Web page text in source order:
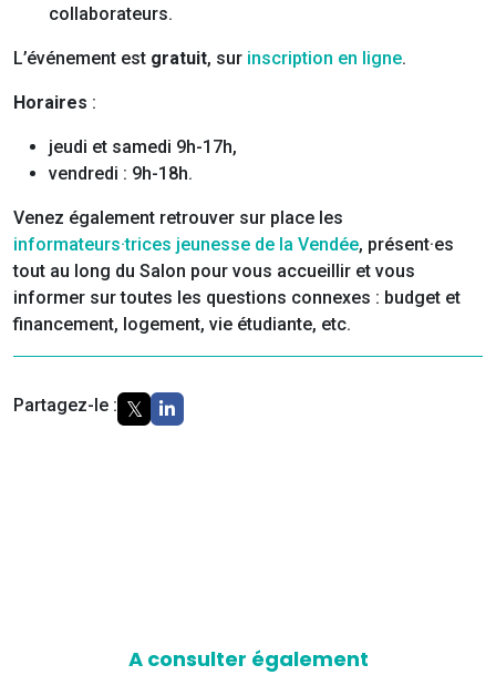
collaborateurs.
L’événement est gratuit, sur inscription en ligne.
Horaires :
jeudi et samedi 9h-17h,
vendredi : 9h-18h.
Venez également retrouver sur place les
informateurs·trices jeunesse de la Vendée, présent·es
tout au long du Salon pour vous accueillir et vous
informer sur toutes les questions connexes : budget et
financement, logement, vie étudiante, etc.
Partagez-le :
A consulter également